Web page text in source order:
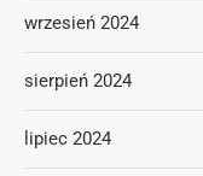
wrzesień 2024
sierpień 2024
lipiec 2024